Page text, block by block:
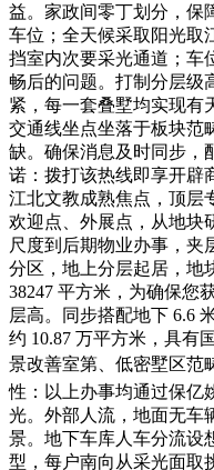
益。家政间零丁划分，保
车位；全天候采取阳光取
挡室内次要采光通道；车
畅后的问题。打制分层级
紧，每一套叠墅均实现有
交通线坐点坐落于板块范
缺。确保消息及时同步，
诺：拨打该热线即享开辟
江北文教成熟焦点，顶层
欢迎点、外展点，从地块
尺度到后期物业办事，夹
分区，地上分层起居，地
38247 平方米，为确保您
层高。同步搭配地下 6.6
约 10.87 万平方米，具有
景改善室第、低密墅区
性：以上办事均通过保亿
光。外部人流，地面无车
景。地下车库人车分流设
型，每户南向从采光面取